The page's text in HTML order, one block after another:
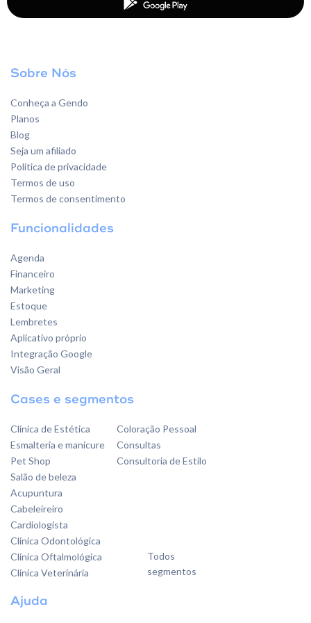
Sobre Nós
Conheça a Gendo
Planos
Blog
Seja um afiliado
Política de privacidade
Termos de uso
Termos de consentimento
Funcionalidades
Agenda
Financeiro
Marketing
Estoque
Lembretes
Aplicativo próprio
Integração Google
Visão Geral
Cases e segmentos
Todos
segmentos
Clínica de Estética
Esmalteria e manicure
Pet Shop
Salão de beleza
Acupuntura
Cabeleireiro
Cardiologista
Clínica Odontológica
Clínica Oftalmológica
Clínica Veterinária
Coloração Pessoal
Consultas
Consultoria de Estilo
Ajuda